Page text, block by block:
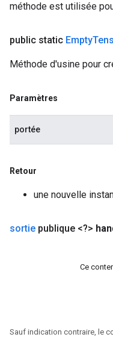
méthode est utilisée
public static Empty
Méthode d'usine pour
Paramètres
portée
Retour
une nouvelle
sortie publique <?>
Ce
Sauf indication contraire, le